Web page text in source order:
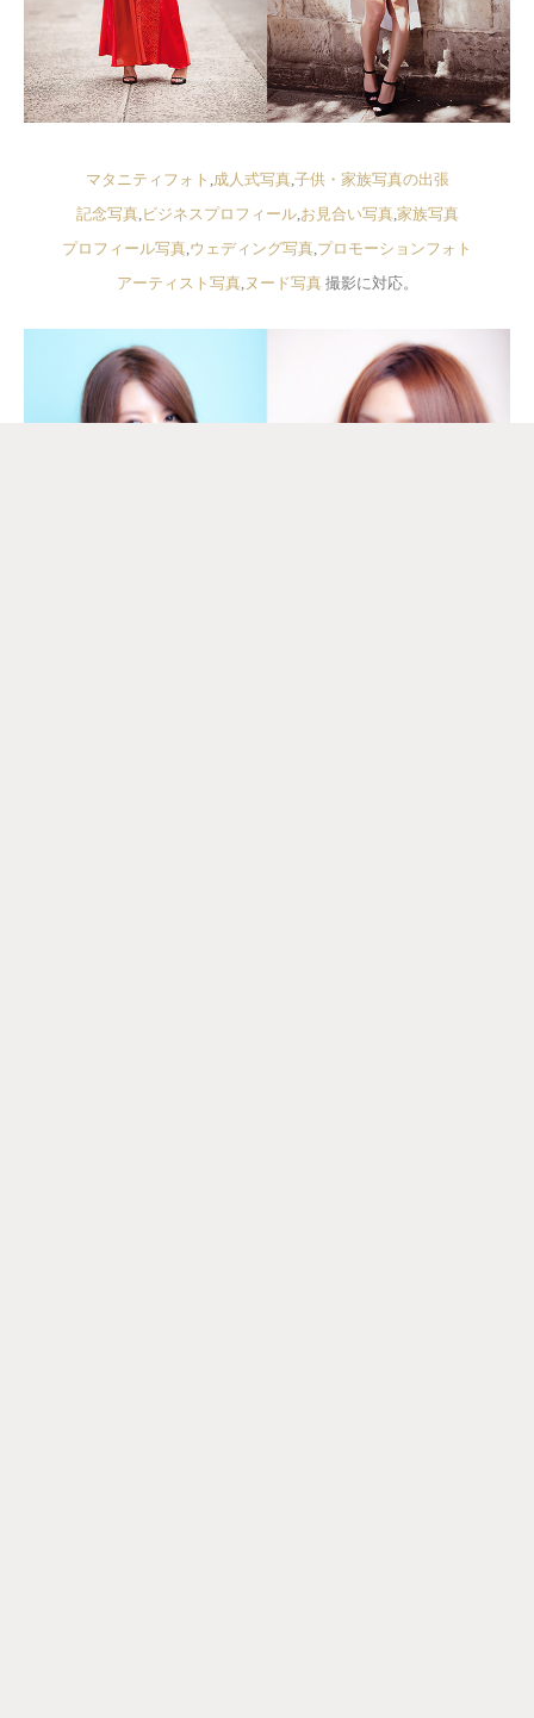
マタニティフォト ,成人式写真,子供・家族写真の出張
記念写真,ビジネスプロフィール,お見合い写真,家族写真
プロフィール写真,ウェディング写真,プロモーションフォト
アーティスト写真,ヌード写真撮影に対応。